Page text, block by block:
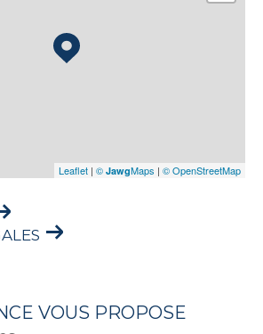
Leaflet | © JawgMaps | © OpenStreetMap
VOUS PROPOSE